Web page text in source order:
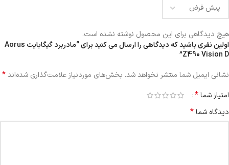
هیچ دیدگاهی برای این محصول نوشته نشده است.
اولین نفری باشید که دیدگاهی را ارسال می کنید برای “مادربرد گیگابایت Aorus
Z490 Vision D”
نشانی ایمیل شما منتشر نخواهد شد. بخش‌های موردنیاز علامت‌گذاری شده‌اند*
امتیاز شما*
دیدگاه شما*